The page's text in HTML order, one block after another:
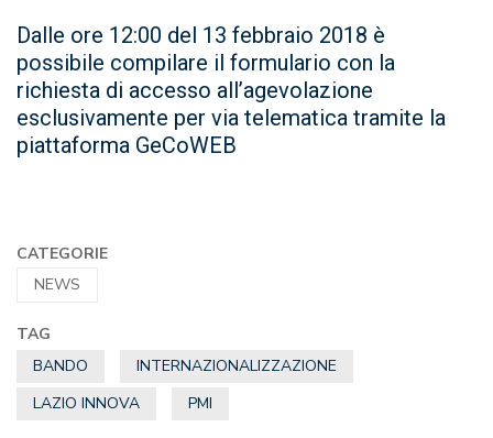
Dalle ore 12:00 del 13 febbraio 2018 è
possibile compilare il formulario con la
richiesta di accesso all’agevolazione
esclusivamente per via telematica tramite la
piattaforma GeCoWEB
CATEGORIE
NEWS
TAG
BANDO
INTERNAZIONALIZZAZIONE
LAZIO INNOVA
PMI